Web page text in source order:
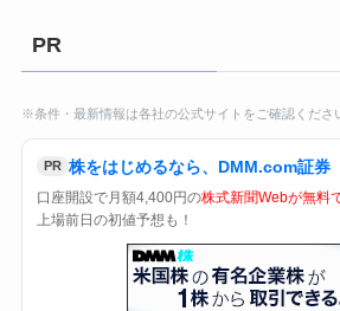
PR
※条件・最新情報は各社の公式サイトをご確認くださ
PR 株をはじめるなら、DMM.com証券
口座開設で月額4,400円の株式新聞Webが無料
上場前日の初値予想も！